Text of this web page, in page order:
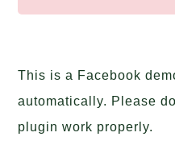
This is a Facebook
automatically. Please
plugin work properly.